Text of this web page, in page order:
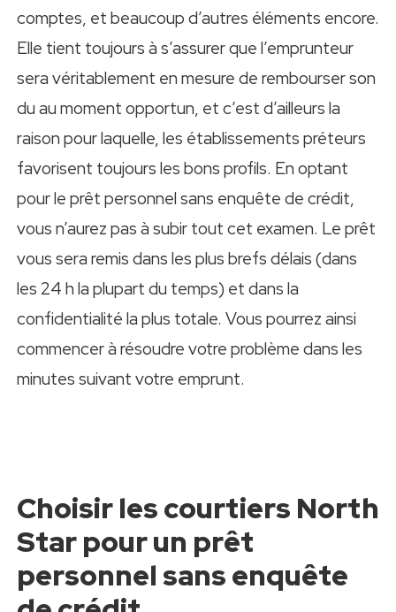
comptes, et beaucoup d’autres éléments encore.
Elle tient toujours à s’assurer que l’emprunteur
sera véritablement en mesure de rembourser son
du au moment opportun, et c’est d’ailleurs la
raison pour laquelle, les établissements préteurs
favorisent toujours les bons profils. En optant
pour le prêt personnel sans enquête de crédit,
vous n’aurez pas à subir tout cet examen. Le prêt
vous sera remis dans les plus brefs délais (dans
les 24 h la plupart du temps) et dans la
confidentialité la plus totale. Vous pourrez ainsi
commencer à résoudre votre problème dans les
minutes suivant votre emprunt.
Choisir les courtiers North
Star pour un prêt
personnel sans enquête